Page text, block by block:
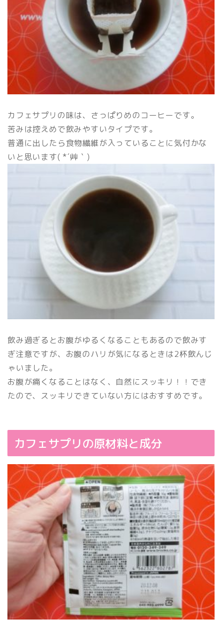
カフェサプリの味は、さっぱりめのコーヒーです。
苦みは控えめで飲みやすいタイプです。
普通に出したら食物繊維が入っていることに気付かな
いと思います( *´艸｀)
飲み過ぎるとお腹がゆるくなることもあるので飲みす
ぎ注意ですが、お腹のハリが気になるときは2杯飲んじ
ゃいました。
お腹が痛くなることはなく、自然にスッキリ！！でき
たので、スッキリできていない方にはおすすめです。
カフェサプリの原材料と成分